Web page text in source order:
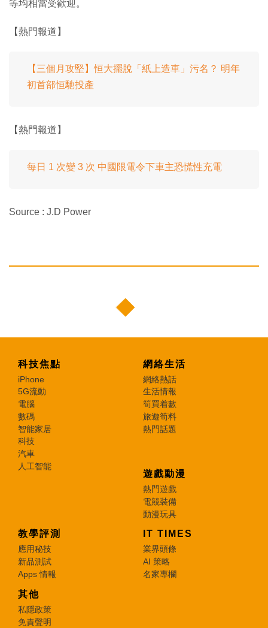
等均相當受歡迎。
【熱門報道】
【三個月攻堅】恒大擺脫「紙上造車」污名？ 明年
初首部恒馳投產
【熱門報道】
每日 1 次變 3 次 中國限電令下車主恐慌性充電
Source : J.D Power
科技焦點
iPhone
5G流動
電腦
數碼
智能家居
科技
汽車
人工智能
網絡生活
網絡熱話
生活情報
筍買着數
旅遊筍料
熱門話題
遊戲動漫
熱門遊戲
電競裝備
動漫玩具
教學評測
應用秘技
新品測試
Apps 情報
IT TIMES
業界頭條
AI 策略
名家專欄
其他
私隱政策
免責聲明